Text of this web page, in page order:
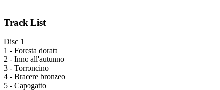
Track List
Disc 1
1 - Foresta dorata
2 - Inno all'autunno
3 - Torroncino
4 - Bracere bronzeo
5 - Capogatto